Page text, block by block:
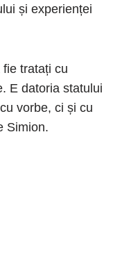
și experienței
tratați cu
E datoria statului
vorbe, ci și cu
Simion.